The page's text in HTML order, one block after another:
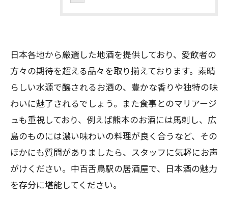
日本各地から厳選した地酒を提供しており、愛飲者の
方々の期待を超える品々を取り揃えております。素晴
らしい水源で醸されるお酒の、豊かな香りや独特の味
わいに魅了されるでしょう。また食事とのマリアージ
ュも重視しており、例えば熊本のお酒には馬刺し、広
島のものには濃い味わいの料理が良く合うなど、その
ほかにも質問がありましたら、スタッフに気軽にお声
がけください。中百舌鳥駅の居酒屋で、日本酒の魅力
を存分に堪能してください。